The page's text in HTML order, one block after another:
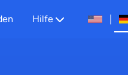
Hilfe |